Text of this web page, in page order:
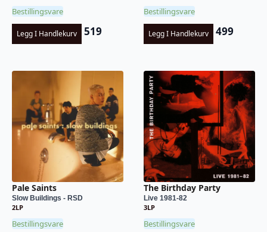
Bestillingsvare
Legg I Handlekurv 519
Bestillingsvare
Legg I Handlekurv 499
Pale Saints
Slow Buildings - RSD
2LP
Bestillingsvare
The Birthday Party
Live 1981-82
3LP
Bestillingsvare